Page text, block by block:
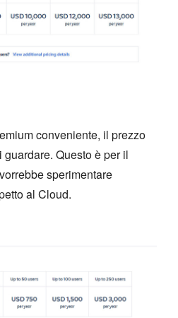
conveniente, il prezzo
Questo è per il
sperimentare
al Cloud.